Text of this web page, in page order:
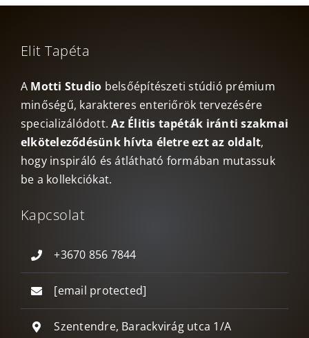
Elit Tapéta
A Motti Studio belsőépítészeti stúdió prémium
minőségű, karakteres enteriőrök tervezésére
specializálódott.Az Élitis tapéták iránti szakmai
elköteleződésünk hívta életre ezt az oldalt,
hogy inspiráló és átlátható formában mutassuk
be a kollekciókat.
Kapcsolat
+3670 856 7844
[email protected]
Szentendre, Barackvirág utca 1/A